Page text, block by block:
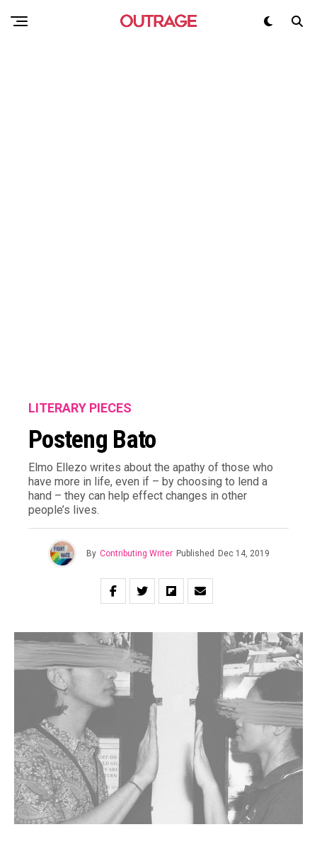
LITERARY PIECES
Posteng Bato
Elmo Ellezo writes about the apathy of those who
have more in life, even if – by choosing to lend a
hand – they can help effect changes in other
people’s lives.
By Contributing Writer Published Dec 14, 2019